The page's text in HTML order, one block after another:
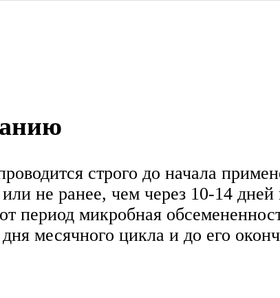
строго до начала
не ранее, чем через 10-14
период микробная
месячного цикла и до его